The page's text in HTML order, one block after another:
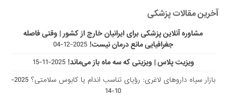
آخرین مقالات پزشکی
مشاوره آنلاین پزشکی برای ایرانیان خارج از کشور | وقتی فاصله
جغرافیایی مانع درمان نیست! 2025-12-04
ویزیت پلاس | ویزیتی که سه ماه باز می‌ماند! 2025-11-15
بازار سیاه داروهای لاغری: رؤیای تناسب اندام یا کابوس سلامتی؟
2025-
10-14